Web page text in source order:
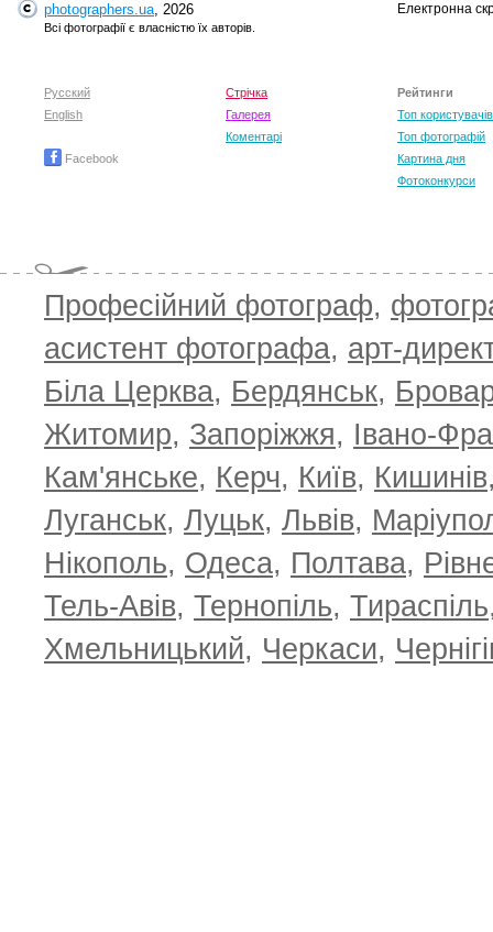
photographers.ua, 2026
Всі фотографії є власністю їх авторів.
Електронна
Русский
English
Facebook
Стрічка
Галерея
Коментарі
Рейтинги
Топ користувачів
Топ фотографій
Картина дня
Фотоконкурси
Професійний фотограф,
асистент фотографа, арт-
Біла Церква, Бердянськ,
Житомир, Запоріжжя, Івано-
Кам'янське, Керч, Київ, Кишинів
Луганськ, Луцьк, Львів,
Нікополь, Одеса, Полтава,
Тель-Авів, Тернопіль, Тираспіль
Хмельницький, Черкаси,